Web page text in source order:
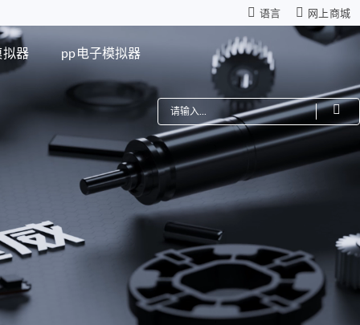
语言 网上商城
减速箱（高性能版）
Φ6mm系列
Φ8mm系列
Φ10mm系列
Φ12mm系列
零背隙齿轮箱
机器人
仿生机器人灵巧手
拟器 pp电子模拟器